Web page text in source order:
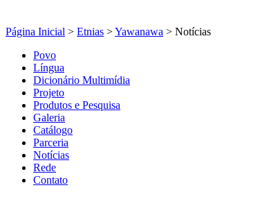
Página Inicial > Etnias >Yawanawa > Notícias
Povo
Língua
Dicionário Multimídia
Projeto
Produtos e Pesquisa
Galeria
Catálogo
Parceria
Notícias
Rede
Contato